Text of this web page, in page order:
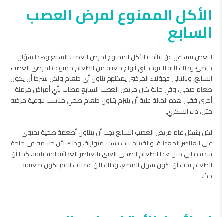
الأكل الممنوع لمرض العصب
السابع
البعض يتساءل عن قائمة الأكل الممنوع لمرض العصب السابع وهذا سؤال
خاطئ وذلك لأنه لا توجد أي أنواع معينة من الطعام ممنوعة لمرضى العصب
السابع، وبالتالي فهؤلاء المرضى يمكنهم تناول أي طعام ولكن بشرط أن يكون
طعام صحي، وفي حالة كان مريض العصب السابع مصاب بأي أمراض مزمنة
أخرى ففي هذه الحالة علية أن يلتزم بتناول طعام صحي مناسب لنوعية مرضه
مثل، داء السكري.
لكن بشكل عام مريض العصب السابع يجب أن يتناول أطعمة صحية تحتوي
على العناصر المعدنية، والفيتامينات بنسب متوازنة، وذلك لأن جسمه في حاجة
شديدة إلى مثل هذا الطعام الصحي الغني بالعناصر الغذائية المختلفة، كما أن
الطعام يجب أن يكون سهل المضغ، وذلك لأن عضلات الفم تكون ضعيفة
جدًا.